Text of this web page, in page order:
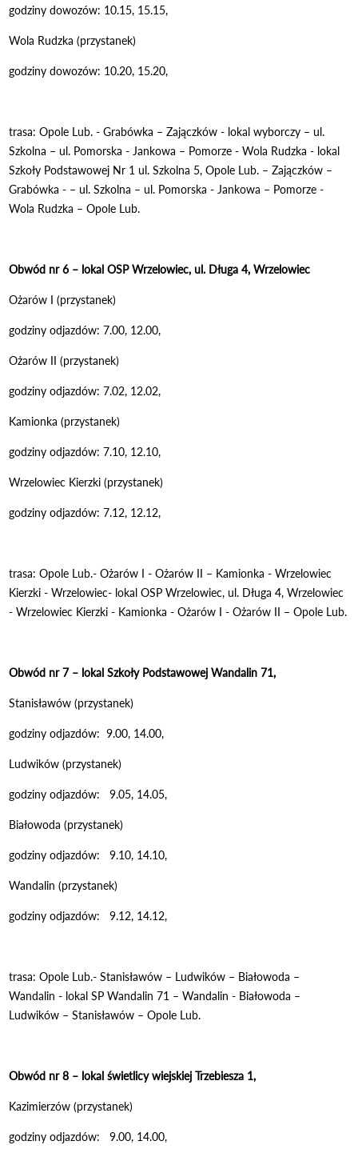
godziny dowozów: 10.15, 15.15,
Wola Rudzka (przystanek)
godziny dowozów: 10.20, 15.20,
trasa: Opole Lub. - Grabówka – Zajączków - lokal wyborczy – ul.
Szkolna – ul. Pomorska - Jankowa – Pomorze - Wola Rudzka - lokal
Szkoły Podstawowej Nr 1 ul. Szkolna 5, Opole Lub. – Zajączków –
Grabówka - – ul. Szkolna – ul. Pomorska - Jankowa – Pomorze -
Wola Rudzka – Opole Lub.
Obwód nr 6 – lokal OSP Wrzelowiec, ul. Długa 4, Wrzelowiec
Ożarów I (przystanek)
godziny odjazdów: 7.00, 12.00,
Ożarów II (przystanek)
godziny odjazdów: 7.02, 12.02,
Kamionka (przystanek)
godziny odjazdów: 7.10, 12.10,
Wrzelowiec Kierzki (przystanek)
godziny odjazdów: 7.12, 12.12,
trasa: Opole Lub.- Ożarów I - Ożarów II – Kamionka - Wrzelowiec
Kierzki - Wrzelowiec- lokal OSP Wrzelowiec, ul. Długa 4, Wrzelowiec
- Wrzelowiec Kierzki - Kamionka - Ożarów I - Ożarów II – Opole Lub.
Obwód nr 7 – lokal Szkoły Podstawowej Wandalin 71,
Stanisławów (przystanek)
godziny odjazdów: 9.00, 14.00,
Ludwików (przystanek)
godziny odjazdów: 9.05, 14.05,
Białowoda (przystanek)
godziny odjazdów: 9.10, 14.10,
Wandalin (przystanek)
godziny odjazdów: 9.12, 14.12,
trasa: Opole Lub.- Stanisławów – Ludwików – Białowoda –
Wandalin - lokal SP Wandalin 71 – Wandalin - Białowoda –
Ludwików – Stanisławów – Opole Lub.
Obwód nr 8 – lokal świetlicy wiejskiej Trzebiesza 1,
Kazimierzów (przystanek)
godziny odjazdów: 9.00, 14.00,